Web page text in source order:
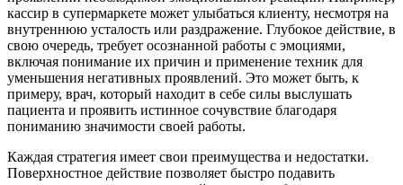
кассир в супермаркете может улыбаться клиенту, несмотря на
внутреннюю усталость или раздражение. Глубокое действие, в
свою очередь, требует осознанной работы с эмоциями,
включая понимание их причин и применение техник для
уменьшения негативных проявлений. Это может быть, к
примеру, врач, который находит в себе силы выслушать
пациента и проявить истинное сочувствие благодаря
пониманию значимости своей работы.
Каждая стратегия имеет свои преимущества и недостатки.
Поверхностное действие позволяет быстро подавить